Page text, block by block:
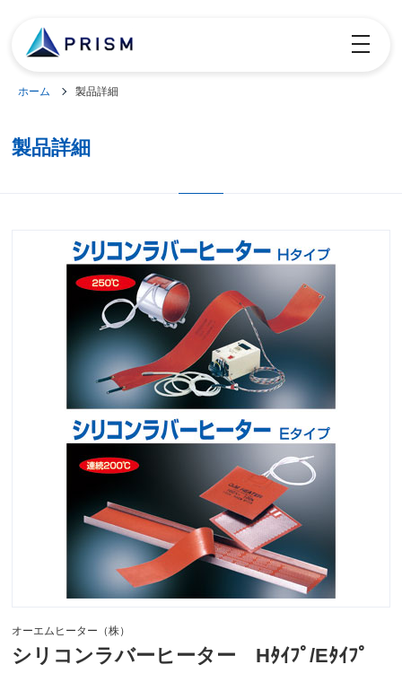
toggle
ホーム 製品詳細
製品詳細
オーエムヒーター（株）
シリコンラバーヒーター Hﾀｲﾌﾟ/Eﾀｲﾌﾟ